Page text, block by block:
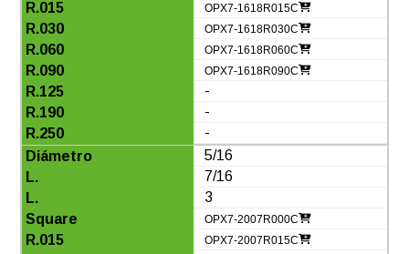
OPX7-1618R015C
OPX7-1618R030C
OPX7-1618R060C
OPX7-1618R090C
-
-
-
5/16
7/16
3
OPX7-2007R000C
OPX7-2007R015C